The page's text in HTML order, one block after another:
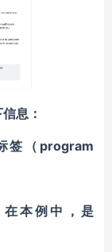
息：
签（ program
本例中，是